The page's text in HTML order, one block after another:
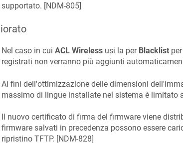
supportato. [NDM-805]
Nel caso in cui ACL Wirelessusi la per Blacklistper
registrati non verranno più aggiunti
Ai fini dell'ottimizzazione delle dimensioni
massimo di lingue installate nel sistema è limitato
Il nuovo certificato di firma del firmware viene
firmware salvati in precedenza possono essere
ripristino TFTP. [NDM-828]